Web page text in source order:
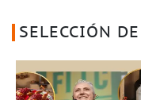
SELECCIÓN